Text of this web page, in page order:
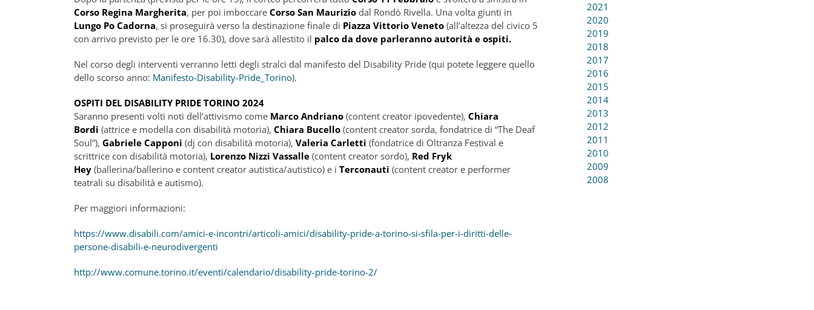
Corso Regina Margherita, per poi imboccare Corso San Maurizio dal Rondò Rivella. Una volta giunti in
Lungo Po Cadorna, si proseguirà verso la destinazione finale di Piazza Vittorio Veneto (all’altezza del civico 5
con arrivo previsto per le ore 16.30), dove sarà allestito il palco da dove parleranno autorità e ospiti.
Nel corso degli interventi verranno letti degli stralci dal manifesto del Disability Pride (qui potete leggere quello
dello scorso anno: Manifesto-Disability-Pride_Torino).
OSPITI DEL DISABILITY PRIDE TORINO 2024
Saranno presenti volti noti dell’attivismo come Marco Andriano (content creator ipovedente), Chiara
Bordi (attrice e modella con disabilità motoria), Chiara Bucello (content creator sorda, fondatrice di “The Deaf
Soul”), Gabriele Capponi (dj con disabilità motoria), Valeria Carletti (fondatrice di Oltranza Festival e
scrittrice con disabilità motoria), Lorenzo Nizzi Vassalle (content creator sordo), Red Fryk
Hey (ballerina/ballerino e content creator autistica/autistico) e i Terconauti (content creator e performer
teatrali su disabilità e autismo).
Per maggiori informazioni:
https://www.disabili.com/amici-e-incontri/articoli-amici/disability-pride-a-torino-si-sfila-per-i-diritti-delle-
persone-disabili-e-neurodivergenti
http://www.comune.torino.it/eventi/calendario/disability-pride-torino-2/
2021
2020
2019
2018
2017
2016
2015
2014
2013
2012
2011
2010
2009
2008